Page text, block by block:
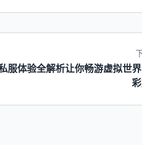
服体验全解析让你畅游虚拟世